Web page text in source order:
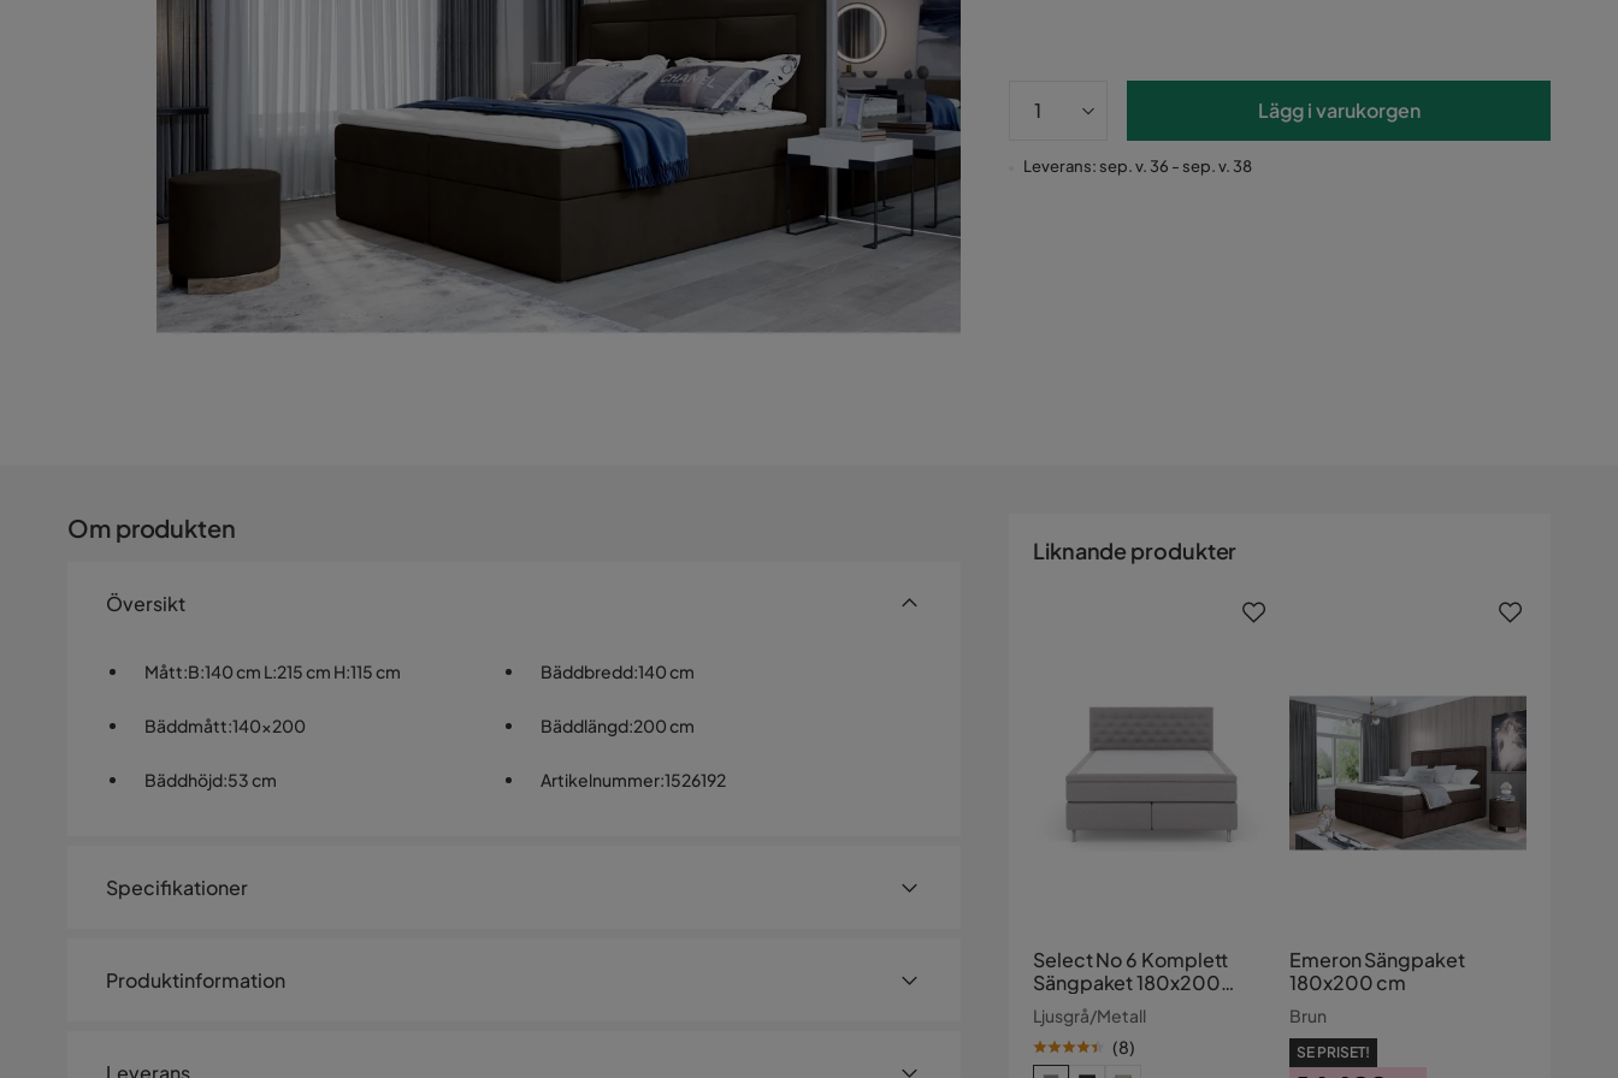
Lägg i varukorgen
Leverans: sep. v. 36 - sep. v. 38
Om produkten
Översikt
Mått:B:140 cm L:215 cm H:115 cm Bäddbredd:140 cm
Bäddmått:140x200 Bäddlängd:200 cm
Bäddhöjd:53 cm Artikelnummer:1526192
Specifikationer
Storlek
Produktinformation
Leverans
Liknande produkter
Select No 6 Komplett
Sängpaket 180x200
Medium Latex/Memory
Ljusgrå/Metall
(8)
Emeron Sängpaket
180x200 cm
Brun
SE PRISET!